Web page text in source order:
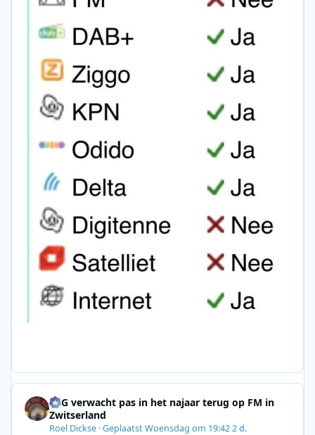
SRG verwacht pas in het najaar terug op FM in
Zwitserland
Roel Dickse ·GeplaatstWoensdag om 19:422 d.